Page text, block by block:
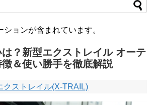
ョンが含まれています。
？新型エクストレイル オーテ
＆使い勝手を徹底解説
クストレイル(X-TRAIL)